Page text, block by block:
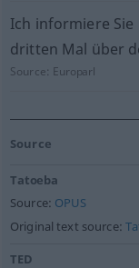
Ich informiere
dritten Mal über
Source: Europarl
Source
Tatoeba
Source: OPUS
Original text source:
TED